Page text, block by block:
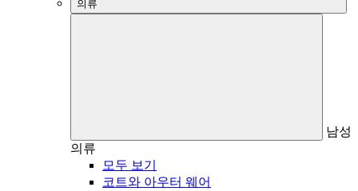
의류
남성
의류
모두 보기
코트와 아우터 웨어